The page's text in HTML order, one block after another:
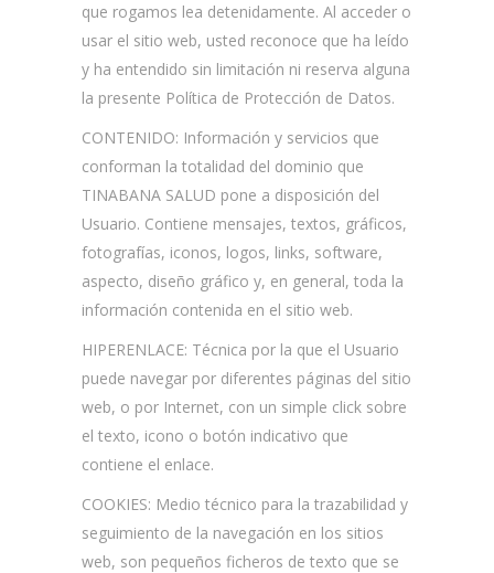
que rogamos lea detenidamente. Al acceder o
usar el sitio web, usted reconoce que ha leído
y ha entendido sin limitación ni reserva alguna
la presente Política de Protección de Datos.
CONTENIDO: Información y servicios que
conforman la totalidad del dominio que
TINABANA SALUD pone a disposición del
Usuario. Contiene mensajes, textos, gráficos,
fotografías, iconos, logos, links, software,
aspecto, diseño gráfico y, en general, toda la
información contenida en el sitio web.
HIPERENLACE: Técnica por la que el Usuario
puede navegar por diferentes páginas del sitio
web, o por Internet, con un simple click sobre
el texto, icono o botón indicativo que
contiene el enlace.
COOKIES: Medio técnico para la trazabilidad y
seguimiento de la navegación en los sitios
web, son pequeños ficheros de texto que se